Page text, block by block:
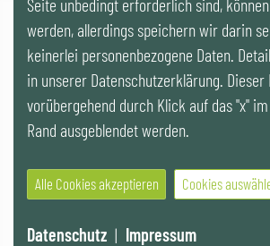
IG LEBENSZYKLUS BAU
Wipplingerstr. 10/Top 9, Stoß im Himmel, A-1010
office@ig-lebenszyklus.at
Kontakt
Videos |Veranstaltungen
© 2021 IG LEBENSZYKLUS BAU
Website by SUNNY ROCKET MediaHouse
werden, allerdings speichern wir darin
keinerlei personenbezogene Daten.
in unserer Datenschutzerklärung. Dieser
vorübergehend durch Klick auf das "x"
Rand ausgeblendet werden.
Alle Cookies akzeptieren Cookies
Datenschutz | Impressum